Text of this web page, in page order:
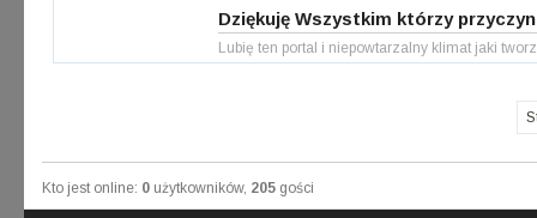
Dziękuję Wszystkim którzy
Lubię ten portal i niepowtarzalny klimat jaki
Kto jest online: 0 użytkowników, 205 gości